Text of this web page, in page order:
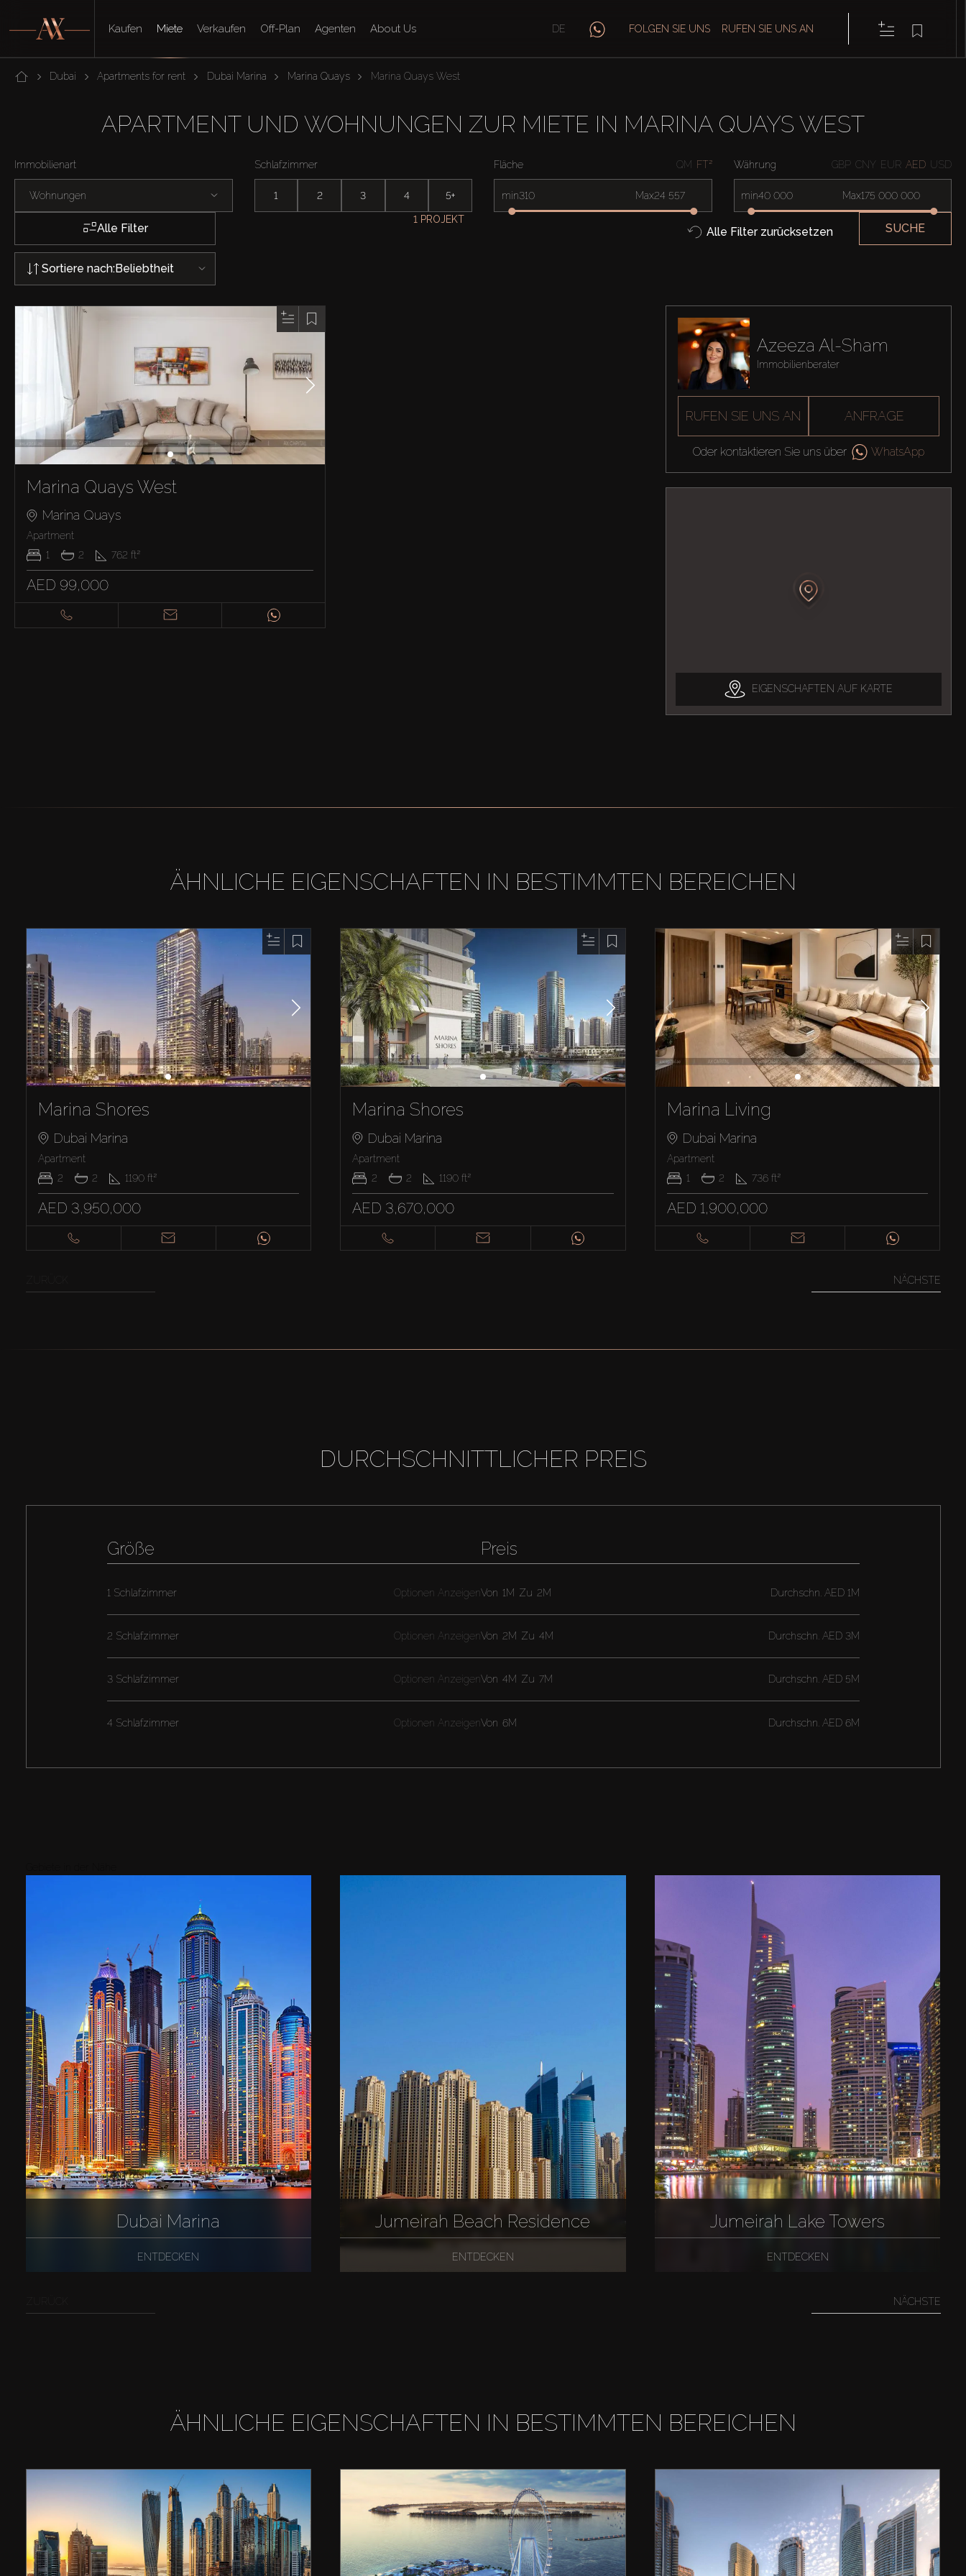
Kaufen Miete Verkaufen Off-Plan Agenten About Us DE FOLGEN SIE UNS RUFEN SIE UNS AN
Dubai Apartments for rent Dubai Marina Marina Quays Marina Quays West
APARTMENT UND WOHNUNGEN ZUR MIETE IN MARINA QUAYS WEST
Immobilienart
Wohnungen
Schlafzimmer
1 2 3 4 5+
Fläche QM FT²
min Max
Währung GBP CNY EUR AED USD
min Max
Alle Filter
1 PROJEKT
Alle Filter zurücksetzen SUCHE
Sortiere nach:Beliebtheit
Marina Quays West
Marina Quays
Apartment
1
2 762 ft²
AED 99,000
Azeeza Al-Sham
Immobilienberater
RUFEN SIE UNS AN ANFRAGE
Oder kontaktieren Sie uns über WhatsApp
EIGENSCHAFTEN AUF KARTE
ÄHNLICHE EIGENSCHAFTEN IN BESTIMMTEN BEREICHEN
Marina Shores
Dubai Marina
Apartment
2
2 1190 ft²
AED 3,950,000
Marina Shores
Dubai Marina
Apartment
2
2 1190ft²
AED 3,670,000
Marina Living
Dubai Marina
Apartment
1
2 736 ft²
AED 1,900,000
NÄCHSTE
DURCHSCHNITTLICHER PREIS
Größe
1 Schlafzimmer Optionen Anzeigen
2 Schlafzimmer Optionen Anzeigen
3 Schlafzimmer Optionen Anzeigen
4 Schlafzimmer Optionen Anzeigen
Preis
Von 1M Zu 2M Durchschn.AED 1M
Von 2M Zu 4M Durchschn.AED 3M
Von 4M Zu 7M Durchschn.AED 5M
Von 6M Durchschn. AED 6M
Dubai Marina
ENTDECKEN
Jumeirah Beach Residence
ENTDECKEN
Jumeirah Lake Towers
ENTDECKEN
NÄCHSTE
ÄHNLICHE EIGENSCHAFTEN IN BESTIMMTEN BEREICHEN